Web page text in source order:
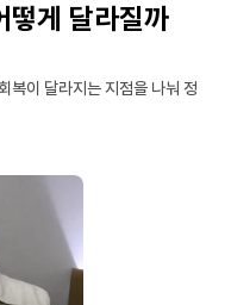
떻게 달라질까
복이 달라지는 지점을 나눠 정